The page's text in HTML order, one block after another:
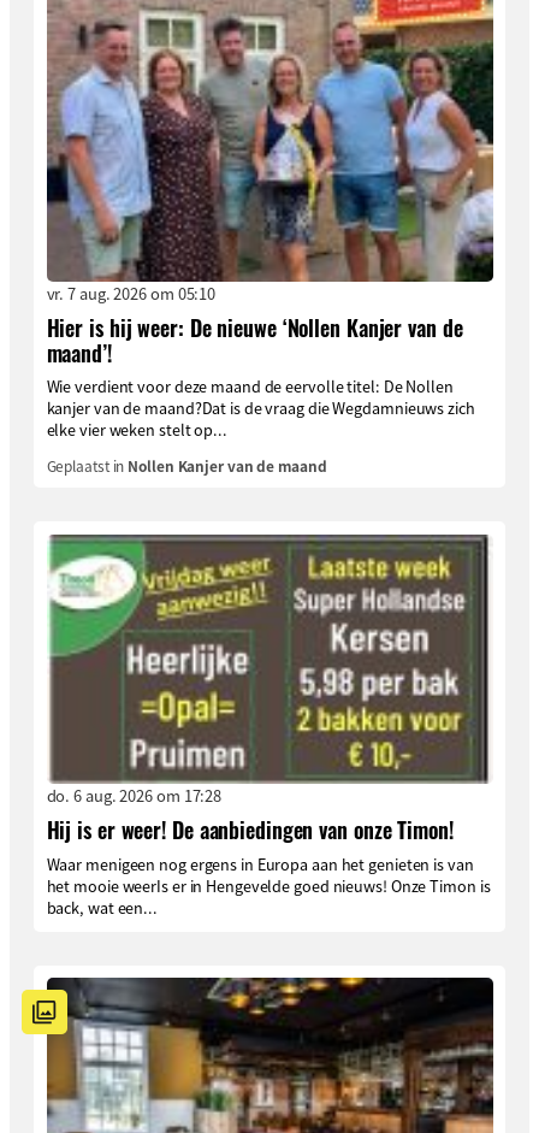
vr. 7 aug. 2026 om 05:10
Hier is hij weer: De nieuwe ‘Nollen Kanjer van de
maand’!
Wie verdient voor deze maand de eervolle titel: De Nollen
kanjer van de maand?Dat is de vraag die Wegdamnieuws zich
elke vier weken stelt op...
Geplaatst in Nollen Kanjer van de maand
do. 6 aug. 2026 om 17:28
Hij is er weer! De aanbiedingen van onze Timon!
Waar menigeen nog ergens in Europa aan het genieten is van
het mooie weerIs er in Hengevelde goed nieuws! Onze Timon is
back, wat een...